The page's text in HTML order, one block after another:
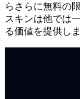
らさらに無料の
スキンは他では
る価値を提供しま